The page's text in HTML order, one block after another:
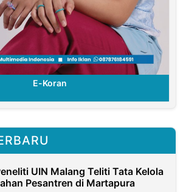
E-Koran
UIN Malang Teliti Tata Kelola
Pesantren di Martapura